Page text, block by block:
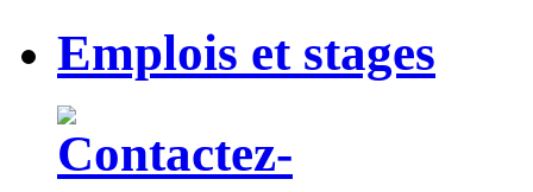
Emplois et stages